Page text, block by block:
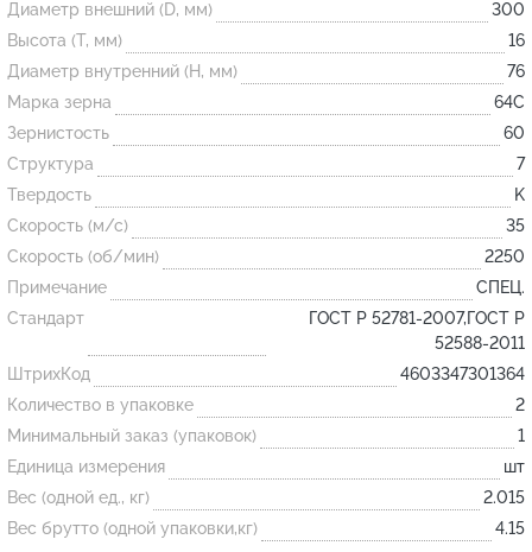
Огнеупорные
изделия
Скачать каталог
Тигель
Муфель
Черпак
Шербер
Трубка
Стержень
Пробка
Подставка
Лодочка
Контакт
Диаметр внешний (D, мм)
300
Высота (T, мм)
16
Диаметр внутренний (H, мм)
76
Марка зерна
64С
Зернистость
60
Структура
7
Твердость
K
Скорость (м/с)
35
Скорость (об/мин)
2250
Примечание
СПЕЦ.
Стандарт
ГОСТ Р 52781-2007,ГОСТ Р
52588-2011
ШтрихКод
4603347301364
Количество в упаковке
2
Минимальный заказ (упаковок)
1
Единица измерения
шт
Вес (одной ед., кг)
2.015
Вес брутто (одной упаковки,кг)
4.15